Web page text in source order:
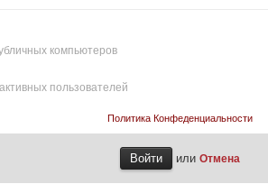
компьютеров
пользователей
Политика Конфеденциальности
илиОтмена